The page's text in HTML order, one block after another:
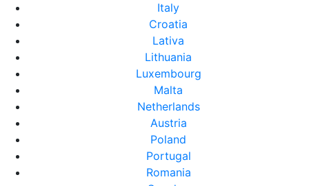
Italy
Croatia
Lativa
Lithuania
Luxembourg
Malta
Netherlands
Austria
Poland
Portugal
Romania